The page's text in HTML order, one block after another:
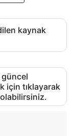
kaynak
güncel
için tıklayarak